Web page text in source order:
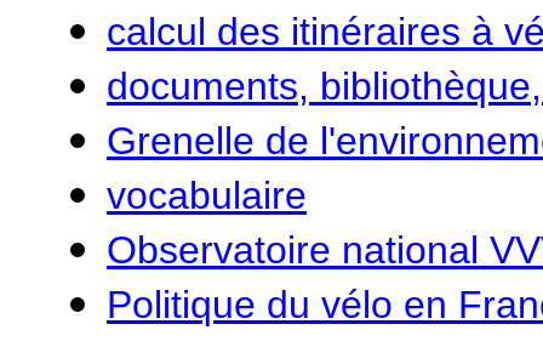
calcul des itinéraires à
documents,
Grenelle de
vocabulaire
Observatoire national
Politique du vélo en